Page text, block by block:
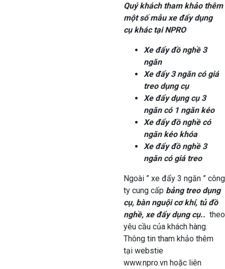
Quý khách tham khảo thêm
một số mẫu xe đẩy dụng
cụ khác tại NPRO
Xe đẩy đồ nghề 3
ngăn
Xe đẩy 3 ngăn có giá
treo dụng cụ
Xe đẩy dụng cụ 3
ngăn có 1 ngăn kéo
Xe đẩy đồ nghề có
ngăn kéo khóa
Xe đẩy đồ nghề 3
ngăn có giá treo
Ngoài ” xe đẩy 3 ngăn ” công
ty cung cấp bảng treo dụng
cụ, bàn nguội cơ khí, tủ đồ
nghề, xe đẩy dụng cụ.. theo
yêu cầu của khách hàng.
Thông tin tham khảo thêm
tại webstie
www.npro.vn hoặc liên